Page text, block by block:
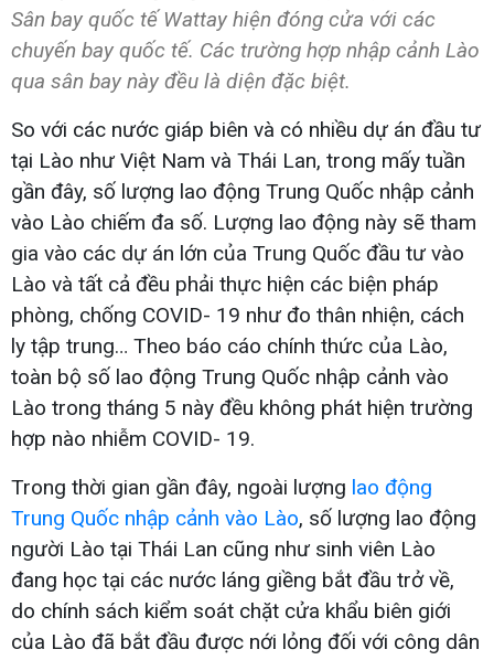
Sân bay quốc tế Wattay hiện đóng cửa với các
chuyến bay quốc tế. Các trường hợp nhập cảnh Lào
qua sân bay này đều là diện đặc biệt.
So với các nước giáp biên và có nhiều dự án đầu tư
tại Lào như Việt Nam và Thái Lan, trong mấy tuần
gần đây, số lượng lao động Trung Quốc nhập cảnh
vào Lào chiếm đa số. Lượng lao động này sẽ tham
gia vào các dự án lớn của Trung Quốc đầu tư vào
Lào và tất cả đều phải thực hiện các biện pháp
phòng, chống COVID- 19 như đo thân nhiện, cách
ly tập trung… Theo báo cáo chính thức của Lào,
toàn bộ số lao động Trung Quốc nhập cảnh vào
Lào trong tháng 5 này đều không phát hiện trường
hợp nào nhiễm COVID- 19.
Trong thời gian gần đây, ngoài lượng lao động
Trung Quốc nhập cảnh vào Lào, số lượng lao động
người Lào tại Thái Lan cũng như sinh viên Lào
đang học tại các nước láng giềng bắt đầu trở về,
do chính sách kiểm soát chặt cửa khẩu biên giới
của Lào đã bắt đầu được nới lỏng đối với công dân